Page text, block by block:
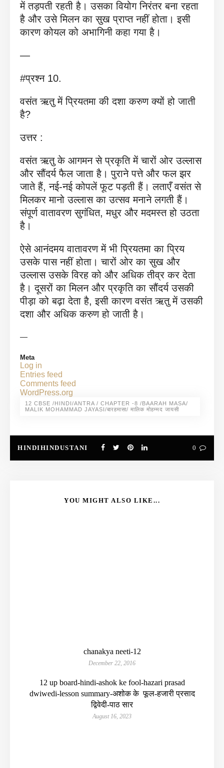
में तड़पती रहती है। उसका वियोग निरंतर बना रहता
है और उसे मिलन का सुख प्राप्त नहीं होता। इसी
कारण कोयल को अभागिनी कहा गया है।
—
#प्रश्न 10.
वसंत ऋतु में प्रियतमा की दशा करुण क्यों हो जाती
है?
उत्तर :
वसंत ऋतु के आगमन से प्रकृति में चारों ओर उल्लास
और सौंदर्य फैल जाता है। पुराने पत्ते और फल झर
जाते हैं, नई-नई कोपलें फूट पड़ती हैं। लताएँ वसंत से
मिलकर मानो उल्लास का उत्सव मनाने लगती हैं।
संपूर्ण वातावरण सुगंधित, मधुर और मदमस्त हो उठता
है।
ऐसे आनंदमय वातावरण में भी प्रियतमा का प्रिय
उसके पास नहीं होता। चारों ओर का सुख और
उल्लास उसके विरह को और अधिक तीव्र कर देता
है। दूसरों का मिलन और प्रकृति का सौंदर्य उसकी
पीड़ा को बढ़ा देता है, इसी कारण वसंत ऋतु में उसकी
दशा और अधिक करुण हो जाती है।
—
Meta
Log in
Entries feed
Comments feed
WordPress.org
12 CBSE /HINDI/ANTRA / CHAPTER -8 /BAARAH MASA/
MALIK MOHAMMAD JAYASI/बारहमासा/ मालिक मोहम्मद जायसी
HINDIHINDUSTANI 0
YOU MIGHT ALSO LIKE...
chanakya neeti-12
December 22, 2016
12 up board-hindi-ashok ke fool-hazari prasad
dwiwedi-lesson summary-अशोक के फूल-हजारी प्रसाद
द्विवेदी-पाठ सार
August 16, 2023